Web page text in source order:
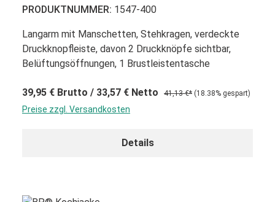
PRODUKTNUMMER: 1547-400
Langarm mit Manschetten, Stehkragen, verdeckte
Druckknopfleiste, davon 2 Druckknöpfe sichtbar,
Belüftungsöffnungen, 1 Brustleistentasche
39,95 € Brutto / 33,57 € Netto 41,13 €* (18.38% gespart)
Preise zzgl. Versandkosten
Details